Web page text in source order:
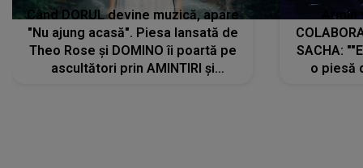
Când DORUL devine muzică, apare
"Nu ajung acasă". Piesa lansată de
Theo Rose și DOMINO îi poartă pe
ascultători prin AMINTIRI și
SACHA:
o piesă